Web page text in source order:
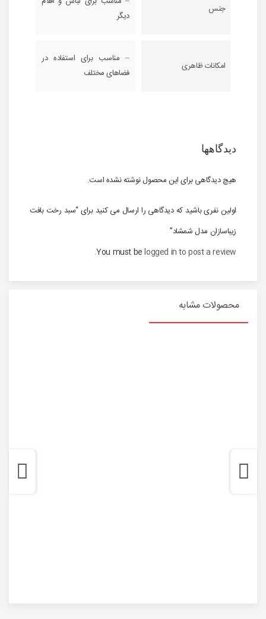
جنس
دیگر
امکانات ظاهری
– مناسب برای استفاده در
فضاهای مختلف
دیدگاهها
هیچ دیدگاهی برای این محصول نوشته نشده است.
اولین نفری باشید که دیدگاهی را ارسال می کنید برای “سبد رخت بافت
زیباسازان مدل شمشاد”
You must belogged in to post a review.
محصولات مشابه